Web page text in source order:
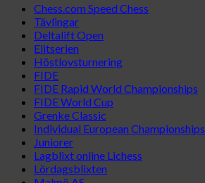
Chess.com Speed Chess
Tävlingar
Deltalift Open
Elitserien
Höstlovsturnering
FIDE
FIDE Rapid World Championships
FIDE World Cup
Grenke Classic
Individual European Championships
Juniorer
Lagblixt online Lichess
Lördagsblixten